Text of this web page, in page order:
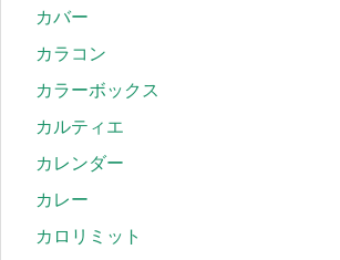
カバー
カラコン
カラーボックス
カルティエ
カレンダー
カレー
カロリミット